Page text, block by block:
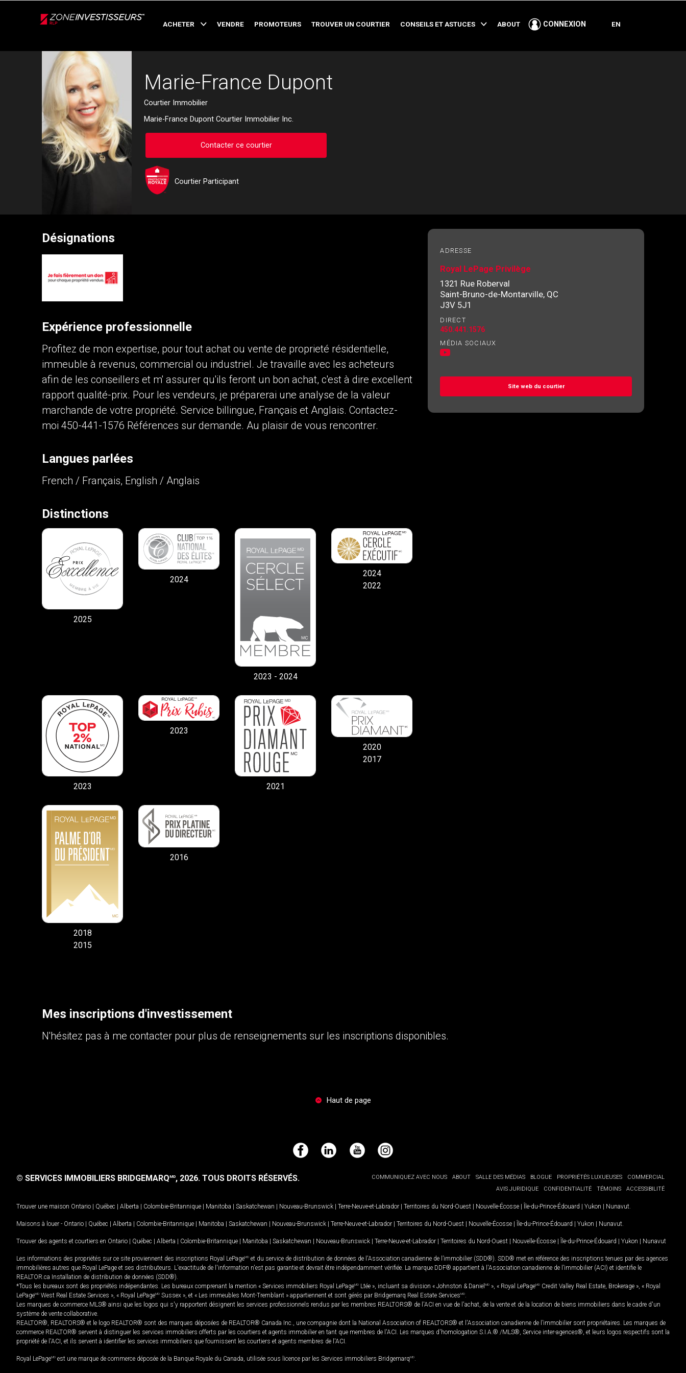
ACHETER VENDRE PROMOTEURS TROUVER UN COURTIER CONSEILS ET ASTUCES ABOUT CONNEXION EN
Retour
Marie-France Dupont
Courtier Immobilier
Marie-France Dupont Courtier Immobilier Inc.
Contacter ce courtier
Courtier Participant
Contactez un professionnel de l'investissement
et
Message
Désignations
Expérience professionnelle
Profitez de mon expertise, pour tout achat ou vente de proprieté résidentielle,
immeuble à revenus, commercial ou industriel. Je travaille avec les acheteurs
afin de les conseillers et m' assurer qu'ils feront un bon achat, c'est à dire excellent
rapport qualité-prix. Pour les vendeurs, je préparerai une analyse de la valeur
marchande de votre propriété. Service billingue, Français et Anglais. Contactez-
moi 450-441-1576 Références sur demande. Au plaisir de vous rencontrer.
Langues parlées
French / Français, English / Anglais
Distinctions
2025
2024
2023 - 2024
2024
2022
2023
2023
2021
2020
2017
2018
2015
2016
ADRESSE
Royal LePage Privilège
1321 Rue Roberval
Saint-Bruno-de-Montarville, QC
J3V 5J1
DIRECT
450.441.1576
MÉDIA SOCIAUX
Site web du courtier
Mes inscriptions d'investissement
N'hésitez pas à me contacter pour plus de renseignements sur les inscriptions disponibles.
Haut de page
FacebookLinkedIn YouTubeInstagram
COMMUNIQUEZ AVEC NOUS ABOUT SALLE DES MÉDIAS BLOGUE PROPRIÉTÉS LUXUEUSES
COMMERCIAL
AVIS JURIDIQUE
CONFIDENTIALITÉ TÉMOINS ACCESSIBILITÉ
© SERVICES IMMOBILIERS BRIDGEMARQMD, 2026. TOUS DROITS RÉSERVÉS.
Trouver une maison Ontario Québec Alberta Colombie-Britannique Manitoba Saskatchewan Nouveau-Brunswick Terre-Neuve-et-Labrador Territoires du Nord-Ouest Nouvelle-Écosse Île-du-Prince-Édouard Yukon Nunavut.
Maisons à louer - Ontario Québec Alberta Colombie-Britannique Manitoba Saskatchewan Nouveau-Brunswick Terre-Neuve-et-Labrador Territoires du Nord-Ouest Nouvelle-Écosse Île-du-Prince-Édouard Yukon Nunavut.
Trouver des agents et courtiers en Ontario Québec Alberta Colombie-Britannique Manitoba Saskatchewan Nouveau-Brunswick Terre-Neuve-et-Labrador Territoires du Nord-Ouest Nouvelle-Écosse Île-du-Prince-Édouard Yukon Nunavut
Les informations des propriétés sur ce site proviennent des inscriptions Royal LePageMD et du service de distribution de données de l'Association canadienne de l’immobilier (SDD®). SDD® met en référence des inscriptions tenues par des agences
immobilières autres que Royal LePage et ses distributeurs. L'exactitude de l'information n'est pas garantie et devrait être indépendamment vérifiée. La marque DDF® appartient à l'Association canadienne de l’immobilier (ACI) et identifie le
REALTOR.ca Installation de distribution de données (SDD®).
*Tous les bureaux sont des propriétés indépendantes. Les bureaux comprenant la mention « Services immobiliers Royal LePageMD Ltée », incluant sa division « Johnston & Daniel MD », « Royal LePageMD Credit Valley Real Estate, Brokerage », « Royal
LePageMD West Real Estate Services », « Royal LePageMD Sussex », et « Les immeubles Mont-Tremblant » appartiennent et sont gérés par Bridgemarq Real Estate ServicesMD.
Les marques de commerce MLS® ainsi que les logos qui s'y rapportent désignent les services professionnels rendus par les membres REALTORS® de l'ACI en vue de l'achat, de la vente et de la location de biens immobiliers dans le cadre d'un
système de vente collaborative.
REALTOR®, REALTORS® et le logo REALTOR® sont des marques déposées de REALTOR® Canada Inc., une compagnie dont la National Association of REALTORS® et l'Association canadienne de l’immobilier sont propriétaires. Les marques de
commerce REALTOR® servent à distinguer les services immobiliers offerts par les courtiers et agents immobilier en tant que membres de l'ACI. Les marques d'homologation S.I.A.® /MLS®, Service inter-agences®, et leurs logos respectifs sont la
propriété de l'ACI, et ils servent à identifier les services immobiliers que fournissent les courtiers et agents membres de l'ACI.
Royal LePageMD est une marque de commerce déposée de la Banque Royale du Canada, utilisée sous licence par les Services immobiliers BridgemarqMD.